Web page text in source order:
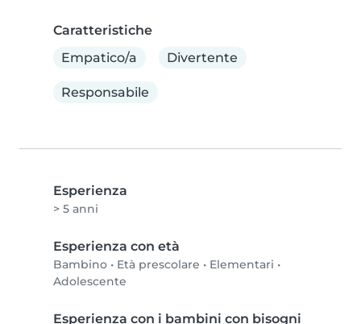
Caratteristiche
Empatico/a
Divertente
Responsabile
Esperienza
> 5 anni
Esperienza con età
Bambino • Età prescolare • Elementari •
Adolescente
Esperienza con i bambini con bisogni